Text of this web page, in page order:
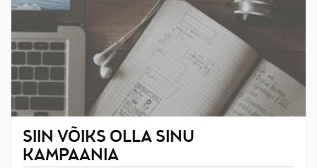
SIIN VÕIKS OLLA SINU
KAMPAANIA